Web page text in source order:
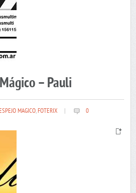
– Pauli
MAGICO,FOTERIX 0